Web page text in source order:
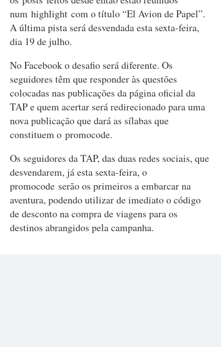
num highlight com o título “El Avion de Papel”.
A última pista será desvendada esta sexta-feira,
dia 19 de julho.
No Facebook o desafio será diferente. Os
seguidores têm que responder às questões
colocadas nas publicações da página oficial da
TAP e quem acertar será redirecionado para uma
nova publicação que dará as sílabas que
constituem o promocode.
Os seguidores da TAP, das duas redes sociais, que
desvendarem, já esta sexta-feira, o
promocode serão os primeiros a embarcar na
aventura, podendo utilizar de imediato o código
de desconto na compra de viagens para os
destinos abrangidos pela campanha.